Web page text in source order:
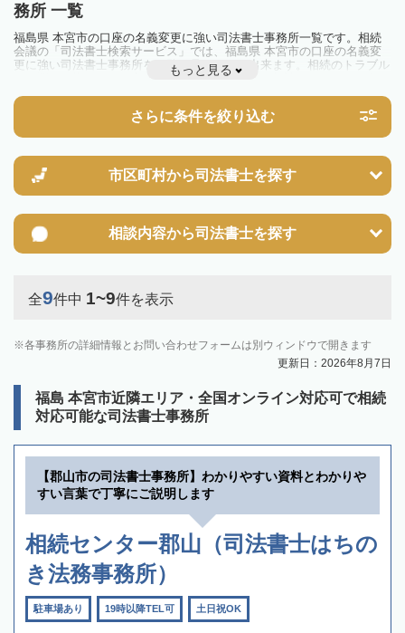
務所 一覧
福島県 本宮市の口座の名義変更に強い司法書士事務所一覧です。相続
会議の「司法書士検索サービス」では、福島県 本宮市の口座の名義変
更に強い司法書士事務所を一覧で見ることが出来ます。相続のトラブル
やお悩みを抱えている方は一度近隣の司法書士に相談してみましょう。
もっと見る
さらに条件を絞り込む
市区町村から司法書士を探す
相談内容から司法書士を探す
全9件中 1~9件を表示
各事務所の詳細情報とお問い合わせフォームは別ウィンドウで開きます
更新日：2026年8月7日
福島 本宮市近隣エリア・全国オンライン対応可で相続
対応可能な司法書士事務所
【郡山市の司法書士事務所】わかりやすい資料とわかりや
すい言葉で丁寧にご説明します
相続センター郡山（司法書士はちの
き法務事務所）
駐車場あり 19時以降TEL可 土日祝OK